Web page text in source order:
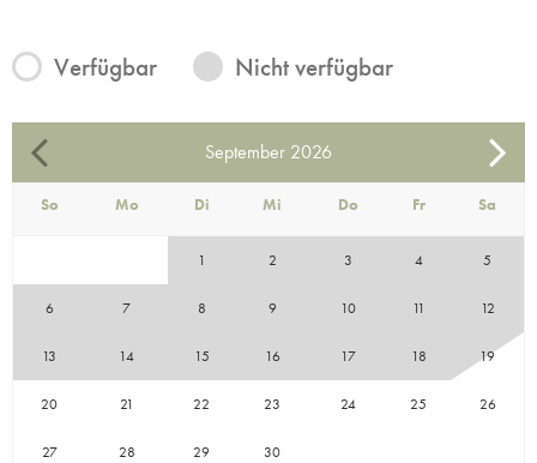
Verfügbar Nicht verfügbar
September 2026
So Mo Di Mi Do Fr Sa
1 2 3 4 5
6 7 8 9 10 11 12
13 14 15 16 17 18 19
20 21 22 23 24 25 26
27 28 29 30